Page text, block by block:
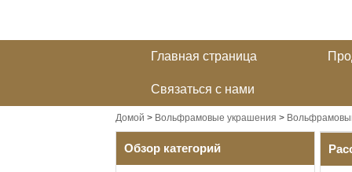
Главная страница
Связаться с нами
Домой > Вольфрамовые украшения >
Обзор категорий